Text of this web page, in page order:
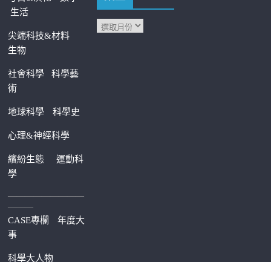
生活
尖端科技&材料
生物
社會科學科學藝
術
地球科學 科學史
心理&神經科學
繽紛生態運動科
學
—————————
———
CASE專欄
年度大
事
科學大人物